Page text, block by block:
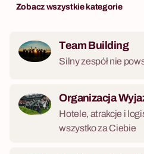
Zobacz wszystkie kategorie
Team Building
Silny zespół nie
Organizacja
Hotele, atrakcje i
wszystko za Ciebie